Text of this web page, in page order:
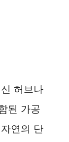
허브나
된 가공
연의 단